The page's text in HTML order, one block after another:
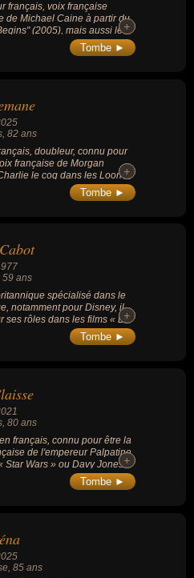
français, voix française
de Michael Caine à partir du
(2005), mais aussi le
la voix d'Arngeir dans "The
Skyrim" (2011), Genn
au sein de la
dont M. House dans "New
+
+
Tombe ►
, 82 ans
doubleur, connu pour
française de Morgan
le coq dans les Looney
plupart des incarnations du
+
+
Tombe ►
59 ans
spécialisé dans le
notamment pour Disney, il
ses rôles dans les films « Le
» (1967, dessin-animé) où
Bagheera, « Merlin
+
+
Tombe ►
, 80 ans
français, connu pour être la
de l'empereur Palpatine
Star Wars » ou Davy Jones
des Caraïbes ».
+
+
Tombe ►
, 85 ans